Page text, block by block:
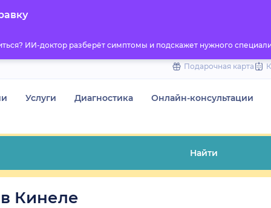
ИИ-доктор разберёт симптомы и подскажет нужного
Подарочная карта
Услуги Диагностика Онлайн-консультации
Найти
Кинеле